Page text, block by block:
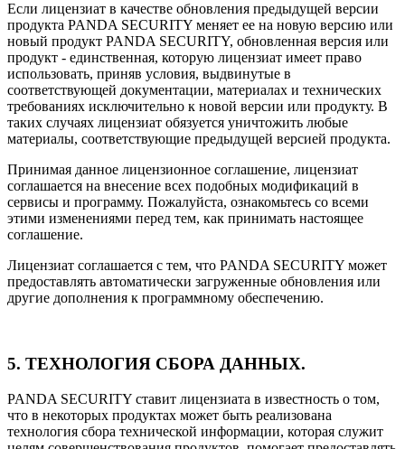
Если лицензиат в качестве обновления предыдущей версии
продукта PANDA SECURITY меняет ее на новую версию или
новый продукт PANDA SECURITY, обновленная версия или
продукт - единственная, которую лицензиат имеет право
использовать, приняв условия, выдвинутые в
соответствующей документации, материалах и технических
требованиях исключительно к новой версии или продукту. В
таких случаях лицензиат обязуется уничтожить любые
материалы, соответствующие предыдущей версией продукта.
Принимая данное лицензионное соглашение, лицензиат
соглашается на внесение всех подобных модификаций в
сервисы и программу. Пожалуйста, ознакомьтесь со всеми
этими изменениями перед тем, как принимать настоящее
соглашение.
Лицензиат соглашается с тем, что PANDA SECURITY может
предоставлять автоматически загруженные обновления или
другие дополнения к программному обеспечению.
5. ТЕХНОЛОГИЯ СБОРА ДАННЫХ.
PANDA SECURITY ставит лицензиата в известность о том,
что в некоторых продуктах может быть реализована
технология сбора технической информации, которая служит